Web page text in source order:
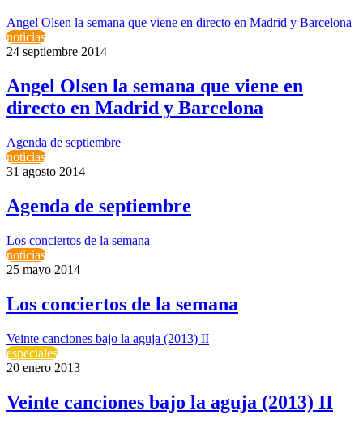
Angel Olsen la semana que viene en directo en Madrid y Barcelona
noticias
24 septiembre 2014
Angel Olsen la semana que viene en
directo en Madrid y Barcelona
Agenda de septiembre
noticias
31 agosto 2014
Agenda de septiembre
Los conciertos de la semana
noticias
25 mayo 2014
Los conciertos de la semana
Veinte canciones bajo la aguja (2013) II
especiales
20 enero 2013
Veinte canciones bajo la aguja (2013) II